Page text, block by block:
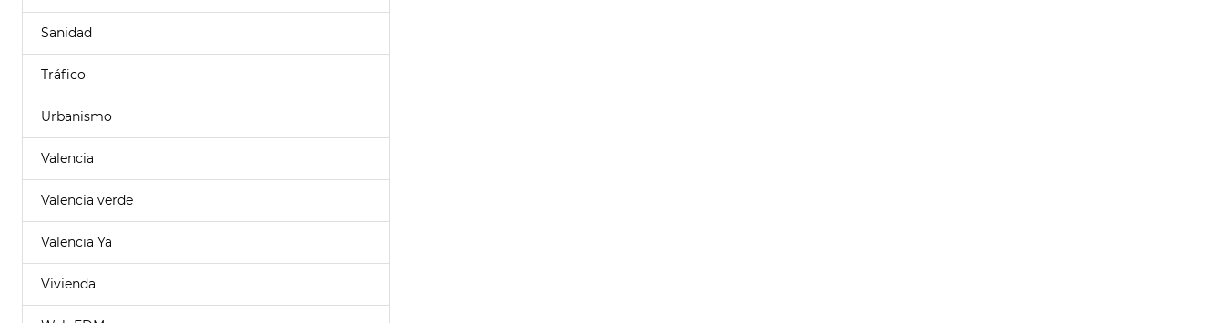
Sanidad
Tráfico
Urbanismo
Valencia
Valencia verde
Valencia Ya
Vivienda